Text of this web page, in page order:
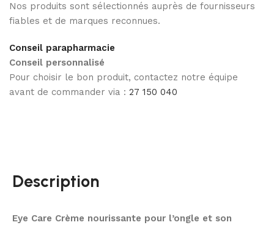
Nos produits sont sélectionnés auprès de fournisseurs
fiables et de marques reconnues.
Conseil parapharmacie
Conseil personnalisé
Pour choisir le bon produit, contactez notre équipe
avant de commander via : 27 150 040
Description
Eye Care Crème nourissante pour l’ongle et son